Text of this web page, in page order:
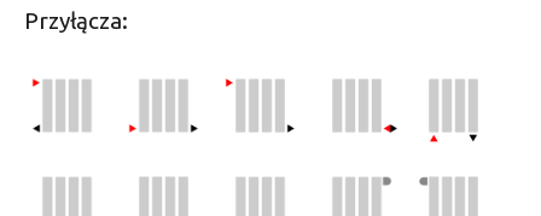
Przyłącza: